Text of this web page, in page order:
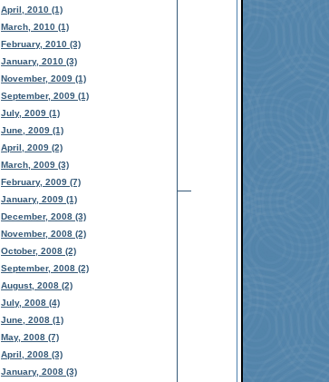
April, 2010 (1)
March, 2010 (1)
February, 2010 (3)
January, 2010 (3)
November, 2009 (1)
September, 2009 (1)
July, 2009 (1)
June, 2009 (1)
April, 2009 (2)
March, 2009 (3)
February, 2009 (7)
January, 2009 (1)
December, 2008 (3)
November, 2008 (2)
October, 2008 (2)
September, 2008 (2)
August, 2008 (2)
July, 2008 (4)
June, 2008 (1)
May, 2008 (7)
April, 2008 (3)
January, 2008 (3)